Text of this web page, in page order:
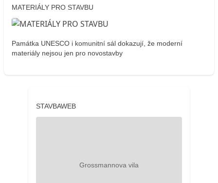
MATERIÁLY PRO STAVBU
Památka UNESCO i komunitní sál dokazují, že moderní
materiály nejsou jen pro novostavby
STAVBAWEB